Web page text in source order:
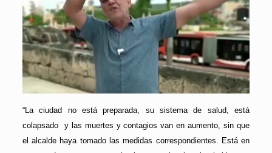
“La ciudad no está preparada, su sistema de salud, está
colapsado y las muertes y contagios van en aumento, sin que
el alcalde haya tomado las medidas correspondientes. Está en